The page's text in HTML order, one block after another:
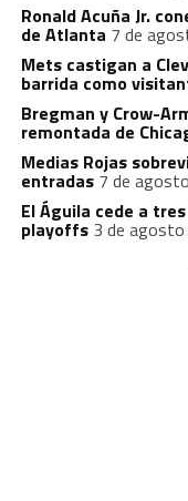
Ronald Acuña Jr.
de Atlanta 7 de
Mets castigan a
barrida como
Bregman y Crow-
remontada de
Medias Rojas
entradas 7 de
El Águila cede a
playoffs 3 de